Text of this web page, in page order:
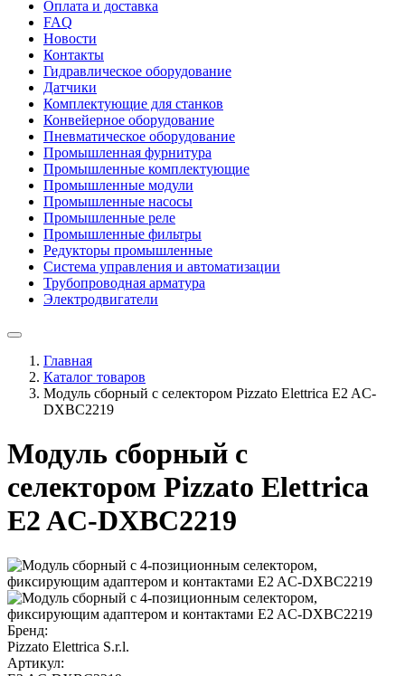
Оплата и доставка
FAQ
Новости
Контакты
Гидравлическое оборудование
Датчики
Комплектующие для станков
Конвейерное оборудование
Пневматическое оборудование
Промышленная фурнитура
Промышленные комплектующие
Промышленные модули
Промышленные насосы
Промышленные реле
Промышленные фильтры
Редукторы промышленные
Система управления и автоматизации
Трубопроводная арматура
Электродвигатели
Главная
Каталог товаров
Модуль сборный с селектором Pizzato Elettrica E2 AC-
DXBC2219
Модуль сборный с
селектором Pizzato Elettrica
E2 AC-DXBC2219
Бренд:
Pizzato Elettrica S.r.l.
Артикул: